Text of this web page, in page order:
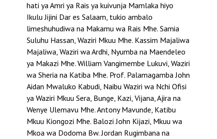
hati ya Amri ya Rais ya kuivunja Mamlaka hiyo
Ikulu Jijini Dar es Salaam, tukio ambalo
limeshuhudiwa na Makamu wa Rais Mhe. Samia
Suluhu Hassan, Waziri Mkuu Mhe. Kassim Majaliwa
Majaliwa, Waziri wa Ardhi, Nyumba na Maendeleo
ya Makazi Mhe. William Vangimembe Lukuvi, Waziri
wa Sheria na Katiba Mhe. Prof. Palamagamba John
Aidan Mwaluko Kabudi, Naibu Waziri wa Nchi Ofisi
ya Waziri Mkuu Sera, Bunge, Kazi, Vijana, Ajira na
Wenye Ulemavu Mhe. Antony Mavunde, Katibu
Mkuu Kiongozi Mhe. Balozi John Kijazi, Mkuu wa
Mkoa wa Dodoma Bw. Jordan Rugimbana na